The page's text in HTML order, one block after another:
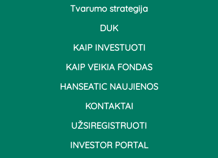
Tvarumo strategija
DUK
KAIP INVESTUOTI
KAIP VEIKIA FONDAS
HANSEATIC NAUJIENOS
KONTAKTAI
UŽSIREGISTRUOTI
INVESTOR PORTAL